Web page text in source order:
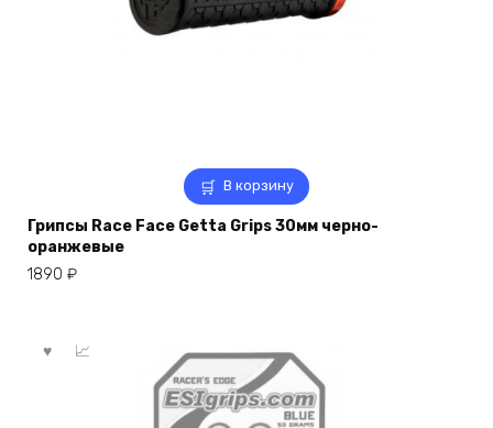
В корзину
Грипсы Race Face Getta Grips 30мм черно-
оранжевые
1890 ₽